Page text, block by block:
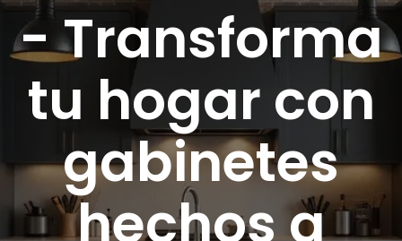
-Transforma
tu hogar con
gabinetes
hechos a